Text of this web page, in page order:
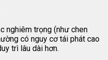
nghiêm trọng (như chen
có nguy cơ tái phát cao
trì lâu dài hơn.